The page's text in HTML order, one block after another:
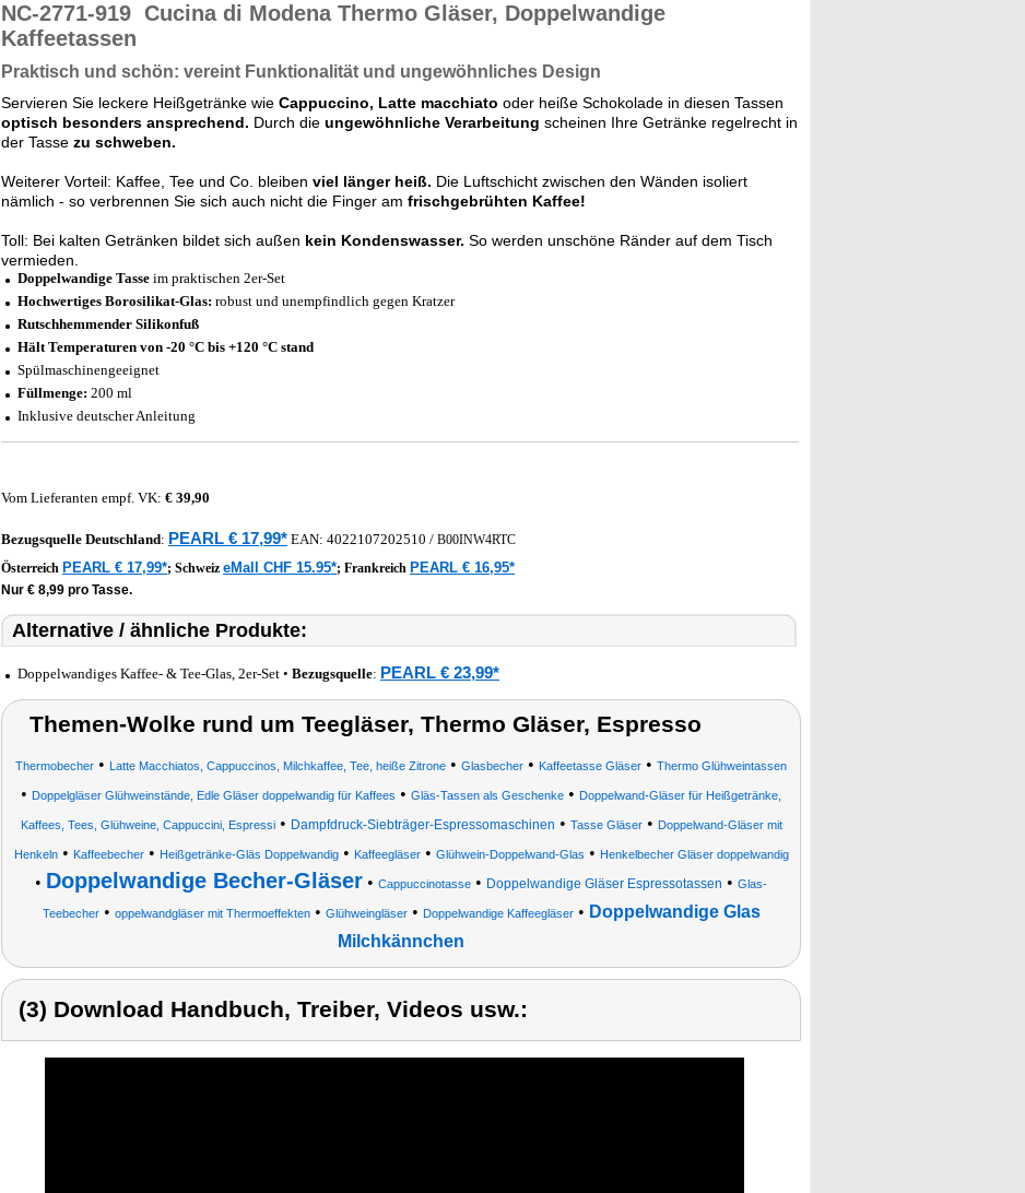
NC-2771-919 Cucina di Modena Thermo Gläser, Doppelwandige
Kaffeetassen
Praktisch und schön: vereint Funktionalität und ungewöhnliches Design
Servieren Sie leckere Heißgetränke wie Cappuccino, Latte macchiato oder heiße Schokolade in diesen Tassen
optisch besonders ansprechend. Durch die ungewöhnliche Verarbeitung scheinen Ihre Getränke regelrecht in
der Tasse zu schweben.
Weiterer Vorteil: Kaffee, Tee und Co. bleiben viel länger heiß. Die Luftschicht zwischen den Wänden isoliert
nämlich - so verbrennen Sie sich auch nicht die Finger am frischgebrühten Kaffee!
Toll: Bei kalten Getränken bildet sich außen kein Kondenswasser. So werden unschöne Ränder auf dem Tisch
vermieden.
Doppelwandige Tasse im praktischen 2er-Set
Hochwertiges Borosilikat-Glas: robust und unempfindlich gegen Kratzer
Rutschhemmender Silikonfuß
Hält Temperaturen von -20 °C bis +120 °C stand
Spülmaschinengeeignet
Füllmenge: 200 ml
Inklusive deutscher Anleitung
Vom Lieferanten empf. VK: € 39,90
Bezugsquelle Deutschland: PEARL € 17,99* EAN: 4022107202510 / B00INW4RTC
Österreich PEARL € 17,99*; Schweiz eMall CHF 15.95*; Frankreich PEARL € 16,95*
Nur € 8,99 pro Tasse.
Alternative / ähnliche Produkte:
Doppelwandiges Kaffee- & Tee-Glas, 2er-Set • Bezugsquelle: PEARL € 23,99*
Themen-Wolke rund um Teegläser, Thermo Gläser, Espresso
Thermobecher • Latte Macchiatos, Cappuccinos, Milchkaffee, Tee, heiße Zitrone • Glasbecher • Kaffeetasse Gläser • Thermo Glühweintassen
• Doppelgläser Glühweinstände, Edle Gläser doppelwandig für Kaffees • Gläs-Tassen als Geschenke • Doppelwand-Gläser für Heißgetränke,
Kaffees, Tees, Glühweine, Cappuccini, Espressi• Dampfdruck-Siebträger-Espressomaschinen • Tasse Gläser• Doppelwand-Gläser mit
Henkeln• Kaffeebecher• Heißgetränke-Gläs Doppelwandig• Kaffeegläser• Glühwein-Doppelwand-Glas • Henkelbecher Gläser doppelwandig
• Doppelwandige Becher-Gläser • Cappuccinotasse • Doppelwandige Gläser Espressotassen • Glas-
Teebecher• oppelwandgläser mit Thermoeffekten• Glühweingläser• Doppelwandige Kaffeegläser• Doppelwandige Glas
Milchkännchen
(3) Download Handbuch, Treiber, Videos usw.: